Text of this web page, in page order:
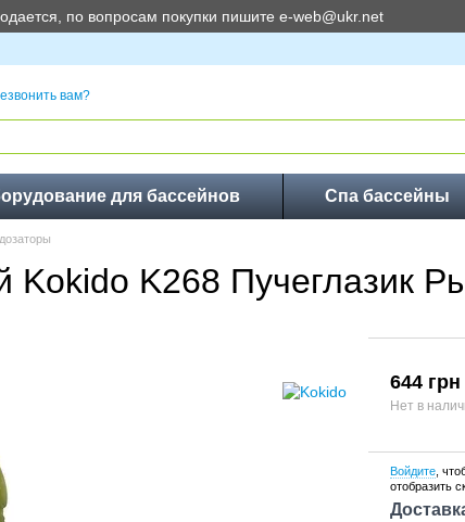
по вопросам покупки пишите e-web@ukr.net
вам?
для бассейнов Спа бассейны
K268 Пучеглазик
644 грн
Нет в
Войдите ,
отобразить